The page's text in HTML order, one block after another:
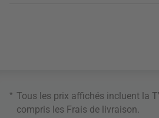
* Tous les prix affichés incluent la
compris les Frais de livraison